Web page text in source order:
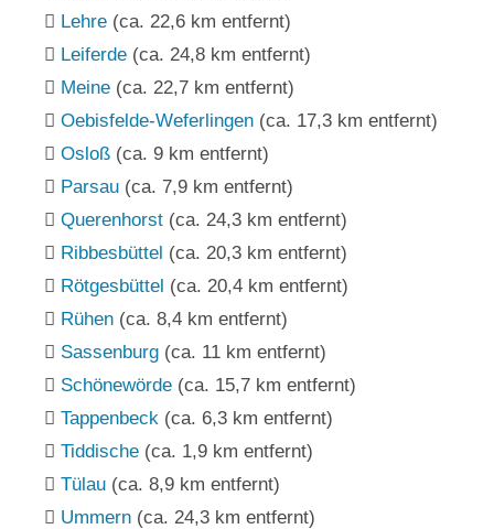
Lehre (ca. 22,6 km entfernt)
Leiferde (ca. 24,8 km entfernt)
Meine (ca. 22,7 km entfernt)
Oebisfelde-Weferlingen (ca. 17,3 km entfernt)
Osloß (ca. 9 km entfernt)
Parsau (ca. 7,9 km entfernt)
Querenhorst (ca. 24,3 km entfernt)
Ribbesbüttel (ca. 20,3 km entfernt)
Rötgesbüttel (ca. 20,4 km entfernt)
Rühen (ca. 8,4 km entfernt)
Sassenburg (ca. 11 km entfernt)
Schönewörde (ca. 15,7 km entfernt)
Tappenbeck (ca. 6,3 km entfernt)
Tiddische (ca. 1,9 km entfernt)
Tülau (ca. 8,9 km entfernt)
Ummern (ca. 24,3 km entfernt)